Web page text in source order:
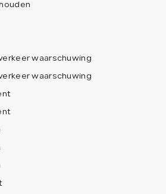
waarschuwing
waarschuwing